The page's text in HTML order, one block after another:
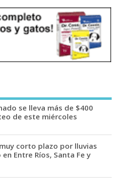
se lleva más de $400
de este miércoles
corto plazo por lluvias
Entre Ríos, Santa Fe y